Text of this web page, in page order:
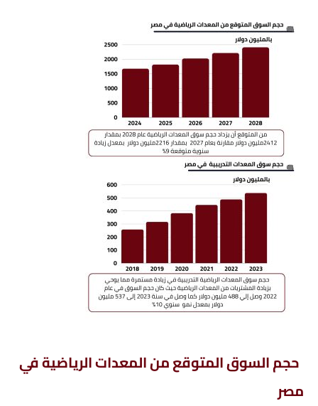
حجم السوق المتوقع من المعدات الرياضية في
مصر